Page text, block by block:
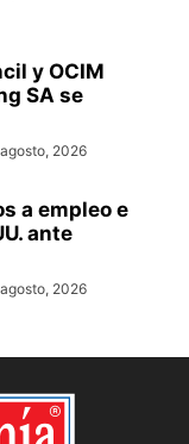
y OCIM
SA se
2026
a empleo e
ante
2026